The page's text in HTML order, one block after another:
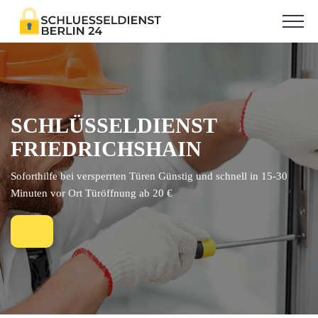
SCHLÜSSELDIENST
FRIEDRICHSHAIN
Soforthilfe bei versperrten Türen Günstig und schnell in 15-30
Minuten vor Ort Türöffnung ab 20 €